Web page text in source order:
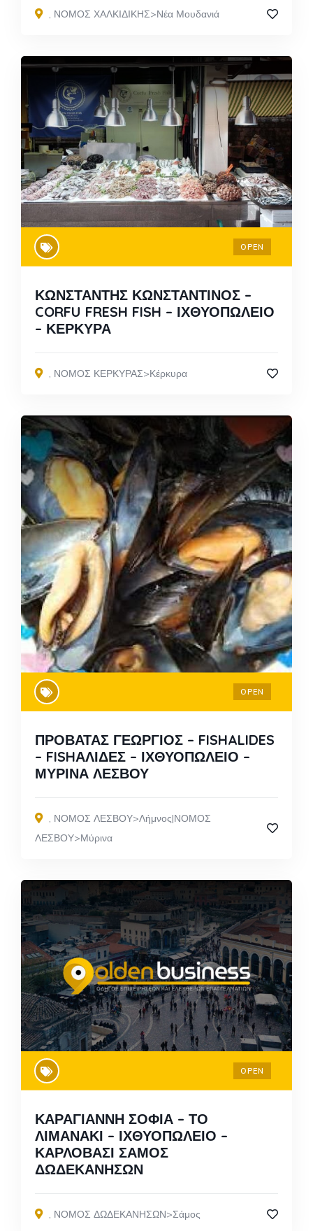
, ΝΟΜΟΣ ΧΑΛΚΙΔΙΚΗΣ>Νέα Μουδανιά
OPEN
ΚΩΝΣΤΑΝΤΗΣ ΚΩΝΣΤΑΝΤΙΝΟΣ –
CORFU FRESH FISH – ΙΧΘΥΟΠΩΛΕΙΟ
– ΚΕΡΚΥΡΑ
, ΝΟΜΟΣ ΚΕΡΚΥΡΑΣ>Κέρκυρα
OPEN
ΠΡΟΒΑΤΑΣ ΓΕΩΡΓΙΟΣ – FISHALIDES
– FISHΑΛΙΔΕΣ – ΙΧΘΥΟΠΩΛΕΙΟ –
ΜΥΡΙΝΑ ΛΕΣΒΟΥ
, ΝΟΜΟΣ ΛΕΣΒΟΥ>Λήμνος|ΝΟΜΟΣ
ΛΕΣΒΟΥ>Μύρινα
OPEN
ΚΑΡΑΓΙΑΝΝΗ ΣΟΦΙΑ – ΤΟ
ΛΙΜΑΝΑΚΙ – ΙΧΘΥΟΠΩΛΕΙΟ –
ΚΑΡΛΟΒΑΣΙ ΣΑΜΟΣ
ΔΩΔΕΚΑΝΗΣΩΝ
, ΝΟΜΟΣ ΔΩΔΕΚΑΝΗΣΩΝ>Σάμος